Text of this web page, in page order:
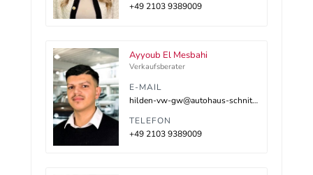
+49 2103 9389009
Ayyoub El Mesbahi
Verkaufsberater
E-MAIL
hilden-vw-gw@autohaus-schnitzler.dealerdesk.de
TELEFON
+49 2103 9389009